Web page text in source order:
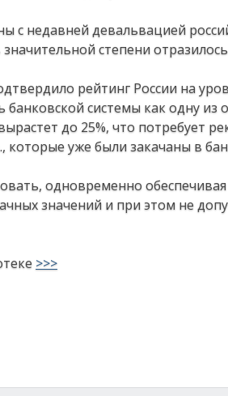
с недавней девальвацией
степени
рейтинг России на
системы как одну из
до 25%, что потребует
уже были закачаны в
одновременно
значений и при этом не
>>>